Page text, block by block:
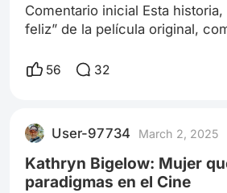
Comentario inicial Esta
feliz” de la película original,
desenvolverse… Soy Leyenda:
Anna y Ethan logran escapar
oculto que conduce al
a proteger la vacuna que tanto
56 32
User-97734 March 2, 2025
Kathryn Bigelow: Mujer
paradigmas en el Cine